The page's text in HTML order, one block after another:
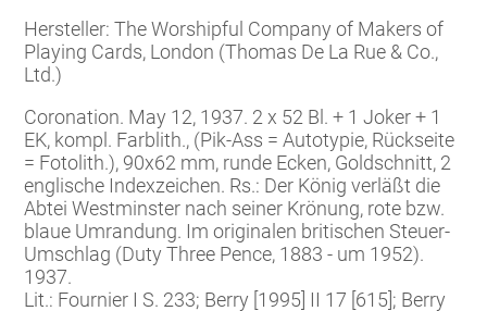
Hersteller: The Worshipful Company of Makers of
Playing Cards, London (Thomas De La Rue & Co.,
Ltd.)
Coronation. May 12, 1937. 2 x 52 Bl. + 1 Joker + 1
EK, kompl. Farblith., (Pik-Ass = Autotypie, Rückseite
= Fotolith.), 90x62 mm, runde Ecken, Goldschnitt, 2
englische Indexzeichen. Rs.: Der König verläßt die
Abtei Westminster nach seiner Krönung, rote bzw.
blaue Umrandung. Im originalen britischen Steuer-
Umschlag (Duty Three Pence, 1883 - um 1952).
1937.
Lit.: Fournier I S. 233; Berry [1995] II 17 [615]; Berry